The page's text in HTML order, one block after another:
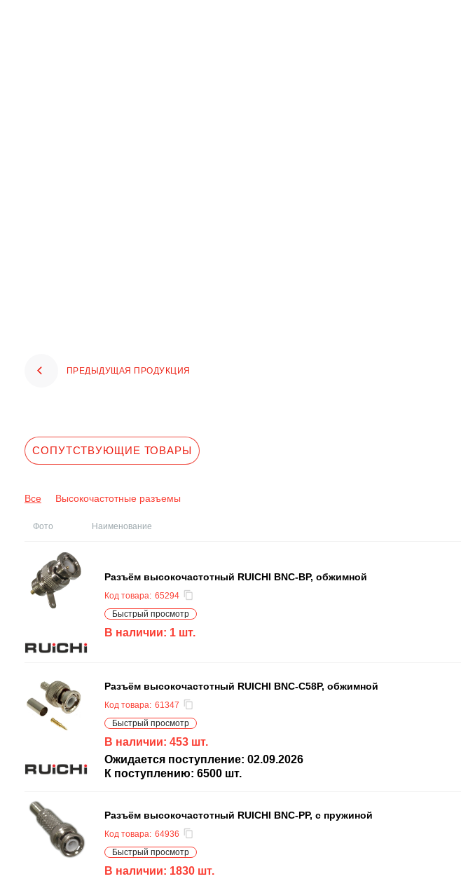
ПРЕДЫДУЩАЯ ПРОДУКЦИЯ
СОПУТСТВУЮЩИЕ ТОВАРЫ
Все Высокочастотные разъемы
Фото Наименование
Разъём высокочастотный RUICHI BNC-BP, обжимной
Код товара: 65294
Быстрый просмотр
В наличии: 1 шт.
Разъём высокочастотный RUICHI BNC-C58P, обжимной
Код товара: 61347
Быстрый просмотр
В наличии: 453 шт.
Ожидается поступление: 02.09.2026
К поступлению: 6500 шт.
Разъём высокочастотный RUICHI BNC-PP, с пружиной
Код товара: 64936
Быстрый просмотр
В наличии: 1830 шт.